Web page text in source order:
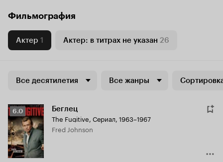
Фильмография
Актер 1 Актер: в титрах не указан 26
Все десятилетия Все жанры
Рейтинг
Кинопоиска
6.0
6.0 Беглец
The Fugitive, Сериал, 1963–1967
Fred Johnson